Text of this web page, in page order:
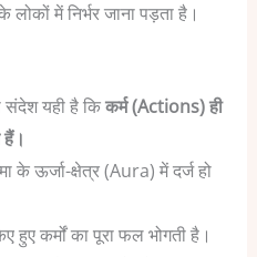
में निर्भर जाना पड़ता है।
यही है किकर्म (Actions) ही
हैं।
के ऊर्जा-क्षेत्र (Aura) में दर्ज हो
हुए कर्मों का पूरा फल भोगती है।